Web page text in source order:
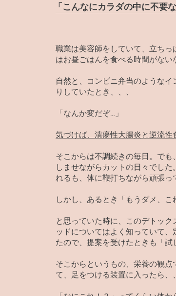
「こんなにカラダの中に不要
職業は美容師をしていて、立ち
はお昼ごはんを食べる時間がない
自然と、コンビニ弁当のような
りしていたとき、、、
「なんか変だぞ…」
気づけば、潰瘍性大腸炎と逆流性
そこからは不調続きの毎日。で
しませながらカットの日々でし
れるも、体に鞭打ちながら頑張っ
しかし、あるとき「もうダメ、こ
と思っていた時に、このデトッ
ッドについてはよく知っていて
たので、提案を受けたときも「試
そこからというもの、栄養の観
て、足をつける装置に入ったら、